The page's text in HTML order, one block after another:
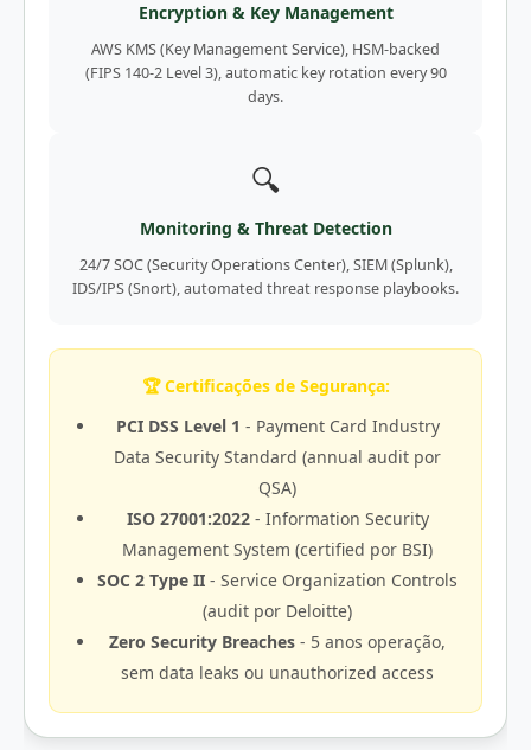
Encryption & Key Management
AWS KMS (Key Management Service), HSM-backed
(FIPS 140-2 Level 3), automatic key rotation every 90
days.
🔍
Monitoring & Threat Detection
24/7 SOC (Security Operations Center), SIEM (Splunk),
IDS/IPS (Snort), automated threat response playbooks.
🏆 Certificações de Segurança:
PCI DSS Level 1 - Payment Card Industry
Data Security Standard (annual audit por
QSA)
ISO 27001:2022- Information Security
Management System (certified por BSI)
SOC 2 Type II - Service Organization Controls
(audit por Deloitte)
Zero Security Breaches - 5 anos operação,
sem data leaks ou unauthorized access